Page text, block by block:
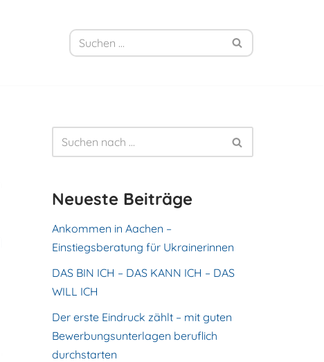
Neueste Beiträge
Ankommen in Aachen –
Einstiegsberatung für Ukrainerinnen
DAS BIN ICH – DAS KANN ICH – DAS
WILL ICH
Der erste Eindruck zählt – mit guten
Bewerbungsunterlagen beruflich
durchstarten